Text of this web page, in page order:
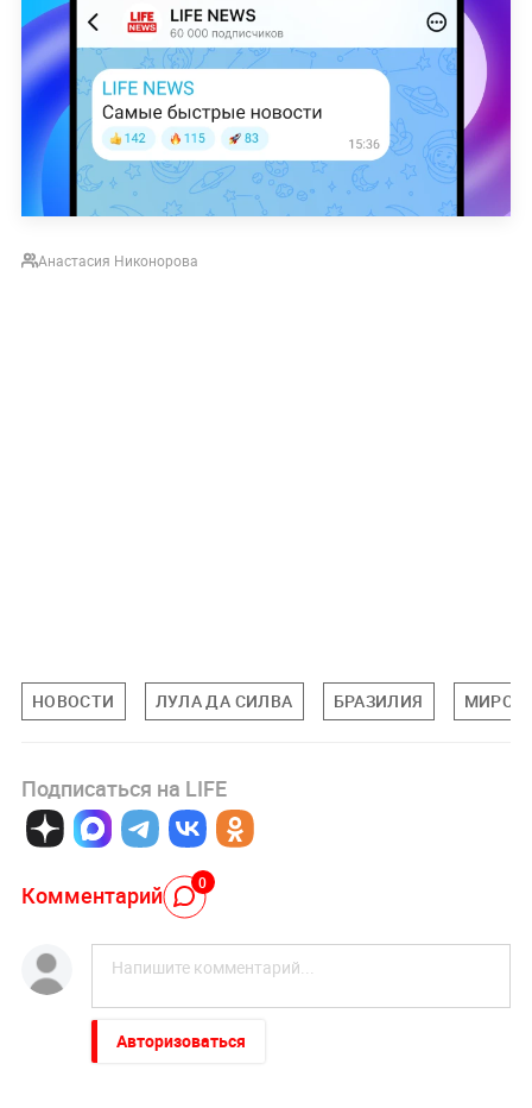
Анастасия Никонорова
НОВОСТИ ЛУЛА ДА СИЛВА БРАЗИЛИЯ
Подписаться на LIFE
Комментарий 0
Авторизоваться